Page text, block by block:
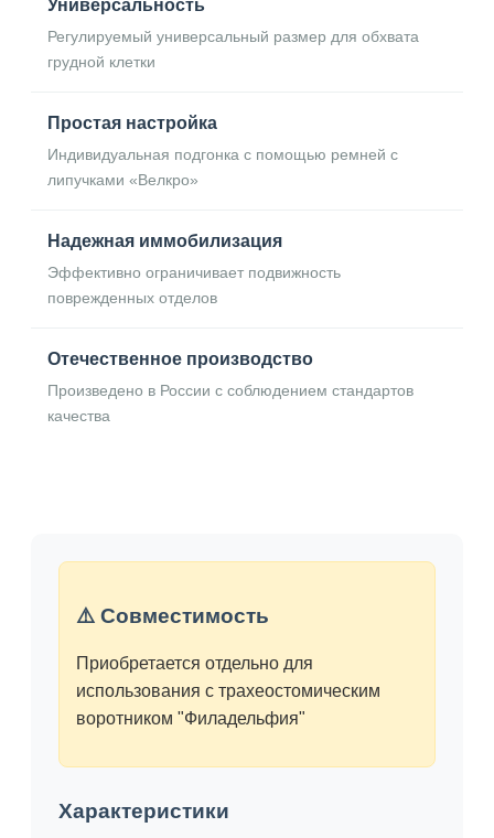
Универсальность
Регулируемый универсальный размер для обхвата
грудной клетки
Простая настройка
Индивидуальная подгонка с помощью ремней с
липучками «Велкро»
Надежная иммобилизация
Эффективно ограничивает подвижность
поврежденных отделов
Отечественное производство
Произведено в России с соблюдением стандартов
качества
⚠️ Совместимость
Приобретается отдельно для
использования с трахеостомическим
воротником "Филадельфия"
Характеристики